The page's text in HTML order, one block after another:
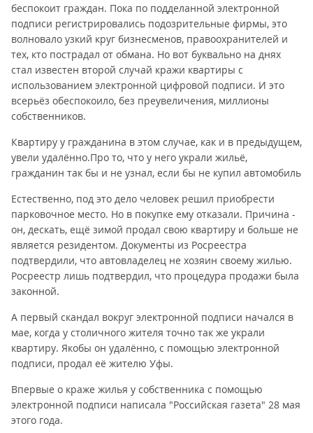
беспокоит граждан. Пока по подделанной электронной
подписи регистрировались подозрительные фирмы, это
волновало узкий круг бизнесменов, правоохранителей и
тех, кто пострадал от обмана. Но вот буквально на днях
стал известен второй случай кражи квартиры с
использованием электронной цифровой подписи. И это
всерьёз обеспокоило, без преувеличения, миллионы
собственников.
Квартиру у гражданина в этом случае, как и в предыдущем,
увели удалённо.Про то, что у него украли жильё,
гражданин так бы и не узнал, если бы не купил автомобиль
Естественно, под это дело человек решил приобрести
парковочное место. Но в покупке ему отказали. Причина -
он, дескать, ещё зимой продал свою квартиру и больше не
является резидентом. Документы из Росреестра
подтвердили, что автовладелец не хозяин своему жилью.
Росреестр лишь подтвердил, что процедура продажи была
законной.
А первый скандал вокруг электронной подписи начался в
мае, когда у столичного жителя точно так же украли
квартиру. Якобы он удалённо, с помощью электронной
подписи, продал её жителю Уфы.
Впервые о краже жилья у собственника с помощью
электронной подписи написала "Российская газета" 28 мая
этого года.